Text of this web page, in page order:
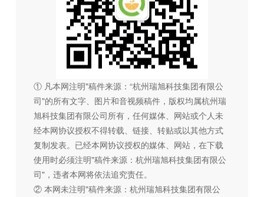
① 凡本网注明"稿件来源：“杭州瑞旭科技集团有限公
司"的所有文字、图片和音视频稿件，版权均属杭州瑞
旭科技集团有限公司所有，任何媒体、网站或个人未
经本网协议授权不得转载、链接、转贴或以其他方式
复制发表。已经本网协议授权的媒体、网站，在下载
使用时必须注明"稿件来源：杭州瑞旭科技集团有限公
司"，违者本网将依法追究责任。
② 本网未注明"稿件来源：杭州瑞旭科技集团有限公